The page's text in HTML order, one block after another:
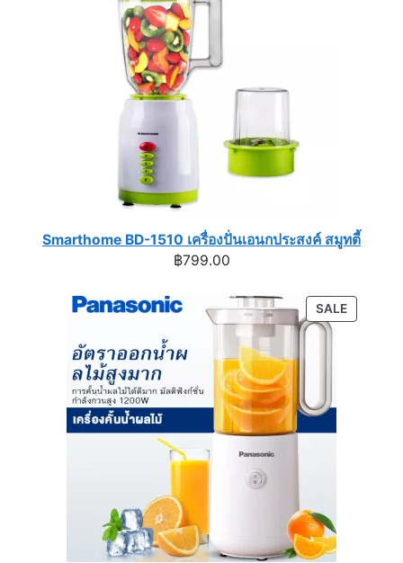
Smarthome BD-1510 เครื่องปั่นเอนกประสงค์ สมูทตี้
฿799.00
SALE
ON